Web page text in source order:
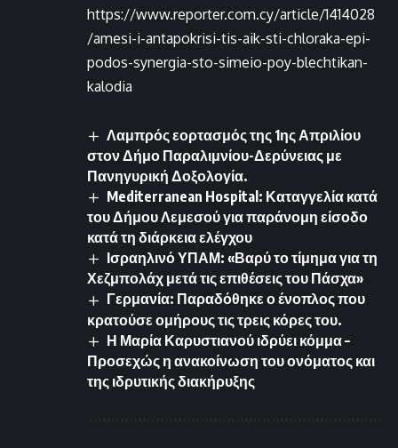
https://www.reporter.com.cy/article/1414028
/amesi-i-antapokrisi-tis-aik-sti-chloraka-epi-
podos-synergia-sto-simeio-poy-blechtikan-
kalodia
Λαμπρός εορτασμός της 1ης Απριλίου
στον Δήμο Παραλιμνίου-Δερύνειας με
Πανηγυρική Δοξολογία.
Mediterranean Hospital: Καταγγελία κατά
του Δήμου Λεμεσού για παράνομη είσοδο
κατά τη διάρκεια ελέγχου
Ισραηλινό ΥΠΑΜ: «Βαρύ το τίμημα για τη
Χεζμπολάχ μετά τις επιθέσεις του Πάσχα»
Γερμανία: Παραδόθηκε ο ένοπλος που
κρατούσε ομήρους τις τρεις κόρες του.
Η Μαρία Καρυστιανού ιδρύει κόμμα –
Προσεχώς η ανακοίνωση του ονόματος και
της ιδρυτικής διακήρυξης